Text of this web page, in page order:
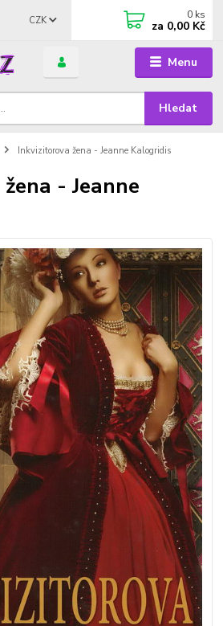
Menu
CZK
Hledat
0 ks
za 0,00 Kč
Inkvizitorova žena - Jeanne Kalogridis
- Jeanne